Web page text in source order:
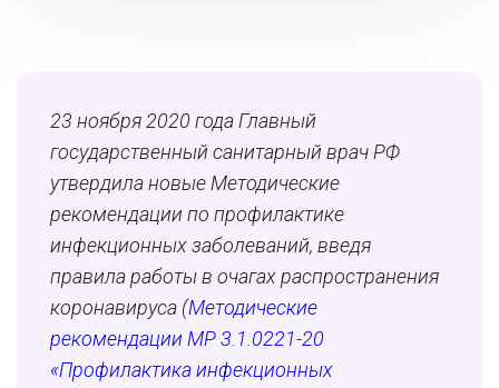
23 ноября 2020 года Главный
государственный санитарный врач РФ
утвердила новые Методические
рекомендации по профилактике
инфекционных заболеваний, введя
правила работы в очагах распространения
коронавируса (Методические
рекомендации МР 3.1.0221-20
«Профилактика инфекционных